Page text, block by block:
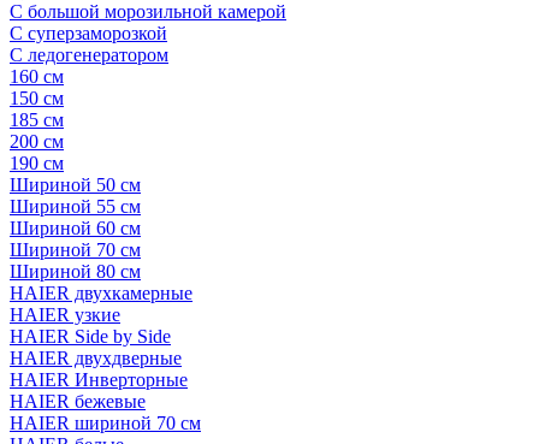
С большой морозильной камерой
С суперзаморозкой
С ледогенератором
160 см
150 см
185 см
200 см
190 см
Шириной 50 см
Шириной 55 см
Шириной 60 см
Шириной 70 см
Шириной 80 см
HAIER двухкамерные
HAIER узкие
HAIER Side by Side
HAIER двухдверные
HAIER Инверторные
HAIER бежевые
HAIER шириной 70 см